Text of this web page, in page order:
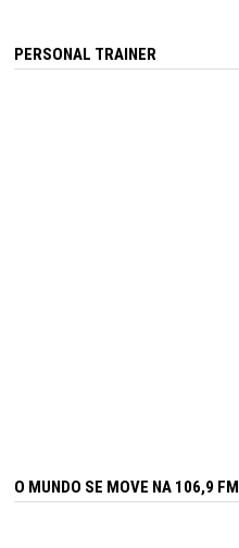
PERSONAL TRAINER
O MUNDO SE MOVE NA 106,9 FM